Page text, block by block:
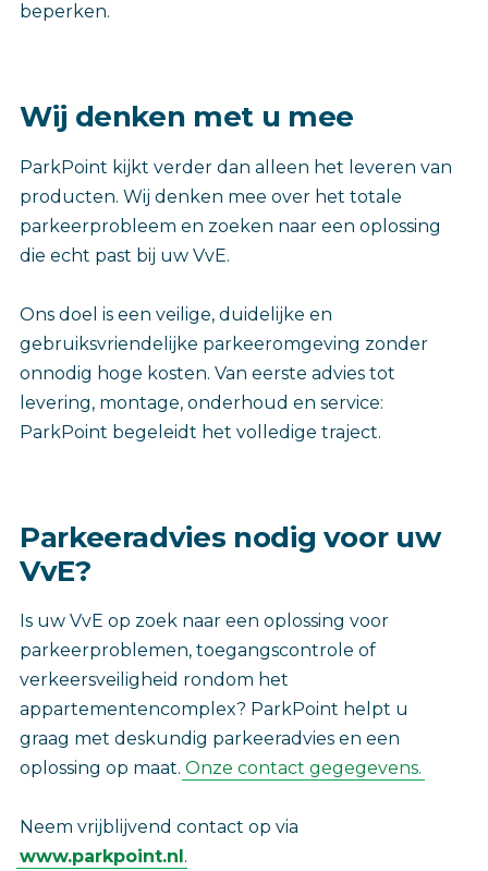
beperken.
Wij denken met u mee
ParkPoint kijkt verder dan alleen het leveren van
producten. Wij denken mee over het totale
parkeerprobleem en zoeken naar een oplossing
die echt past bij uw VvE.
Ons doel is een veilige, duidelijke en
gebruiksvriendelijke parkeeromgeving zonder
onnodig hoge kosten. Van eerste advies tot
levering, montage, onderhoud en service:
ParkPoint begeleidt het volledige traject.
Parkeeradvies nodig voor uw
VvE?
Is uw VvE op zoek naar een oplossing voor
parkeerproblemen, toegangscontrole of
verkeersveiligheid rondom het
appartementencomplex? ParkPoint helpt u
graag met deskundig parkeeradvies en een
oplossing op maat. Onze contact gegegevens.
Neem vrijblijvend contact op via
www.parkpoint.nl.